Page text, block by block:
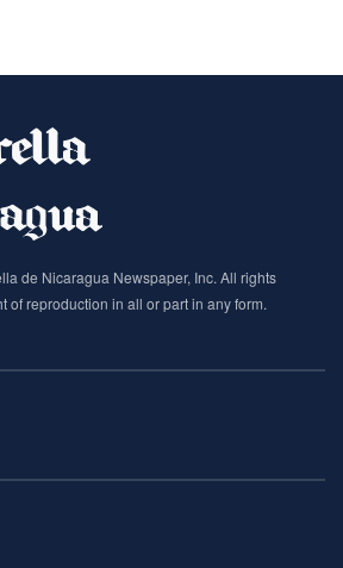
de Nicaragua Newspaper, Inc. All rights
of reproduction in all or part in any form.